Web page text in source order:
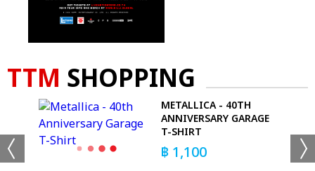
TTM SHOPPING
METALLICA - 40TH
ANNIVERSARY GARAGE
T-SHIRT
฿ 1,100